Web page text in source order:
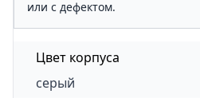
или с дефектом.
Цвет корпуса
серый